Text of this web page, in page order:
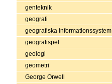
genteknik
geografi
geografiska informationssystem
geografispel
geologi
geometri
George Orwell